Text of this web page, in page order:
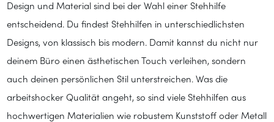
Design und Material sind bei der Wahl einer Stehhilfe
entscheidend. Du findest Stehhilfen in unterschiedlichsten
Designs, von klassisch bis modern. Damit kannst du nicht nur
deinem Büro einen ästhetischen Touch verleihen, sondern
auch deinen persönlichen Stil unterstreichen. Was die
arbeitshocker Qualität angeht, so sind viele Stehhilfen aus
hochwertigen Materialien wie robustem Kunststoff oder Metall